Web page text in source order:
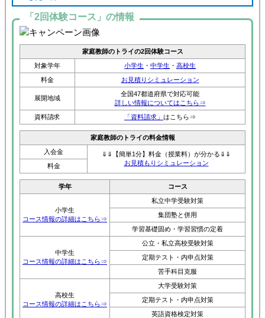
「2回体験コース」の情報
家庭教師のトライの2回体験コース
対象学年
小学生 ・ 中学生 ・ 高校生
料金
お見積りシミュレーション
展開地域
全国47都道府県で対応可能
詳しい情報についてはこちら⇒
資料請求
「資料請求」 はこちら⇒
家庭教師のトライの料金情報
入会金
⇓⇓【簡単1分】料金（授業料）が分かる⇓⇓
お見積もりシミュレーション
料金
学年 コース
小学生
コース情報の詳細はこちら⇒
私立中学受験対策
集団塾と併用
学習基礎固め・学習習慣の定着
中学生
コース情報の詳細はこちら⇒
公立・私立高校受験対策
定期テスト・内申点対策
苦手科目克服
高校生
コース情報の詳細はこちら⇒
大学受験対策
定期テスト・内申点対策
英語資格検定対策